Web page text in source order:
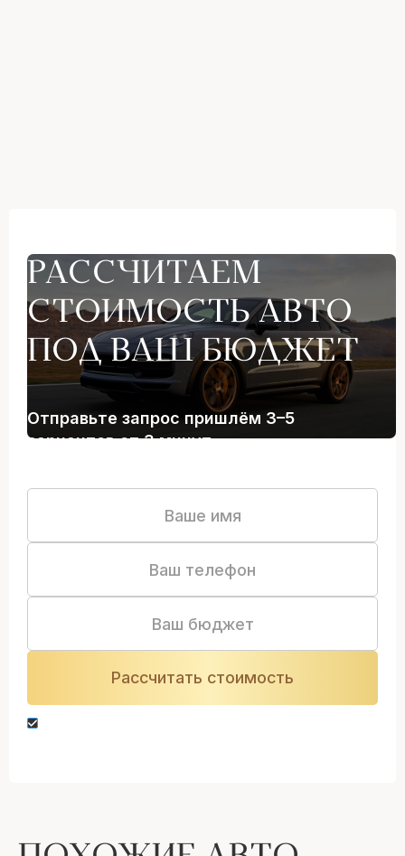
РАССЧИТАЕМ
СТОИМОСТЬ АВТО
ПОД ВАШ БЮДЖЕТ
Отправьте запрос пришлём 3–5
вариантов от 3 минут